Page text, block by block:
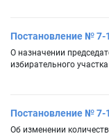
Постановление № 7-
О назначении
избирательного
Постановление № 7-
Об изменении